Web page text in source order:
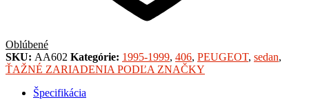
Oblúbené
SKU: AA602 Kategórie: 1995-1999, 406, PEUGEOT, sedan,
ŤAŽNÉ ZARIADENIA PODĽA ZNAČKY
Špecifikácia